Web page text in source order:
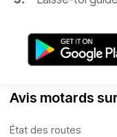
Avis motards
État des routes